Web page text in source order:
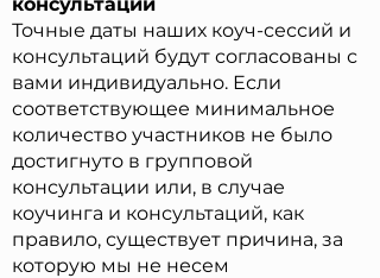
Точные даты наших коуч-сессий и
консультаций будут согласованы с
вами индивидуально. Если
соответствующее минимальное
количество участников не было
достигнуто в групповой
консультации или, в случае
коучинга и консультаций, как
правило, существует причина, за
которую мы не несем